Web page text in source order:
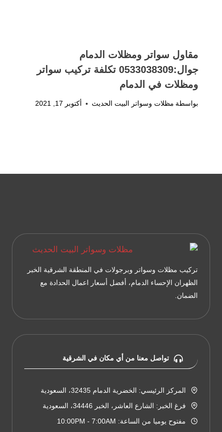
مقاول سواتر ومظلات الدمام
جوال:0533038309 تكلفة تركيب سواتر
ومظلات في الدمام
بواسطة مظلات وسواتر البيت الحديث أكتوبر 17, 2021
تركيب مظلات وسواتر وبرجولات في المنطقة الشرقية الخبر
الظهران الإحساء الدمام، أفضل أسعار اعمال الحدادة مع
الضمان.
تواصل معنا من أي مكان في الشرقية
المركز الرئيسي: الخضرية الدمام 32435، السعودية
فرغ الخبر: الشارع العاشر، الخبر 34446، السعودية
مفتوح يوميا من الساعة: 10:00PM - 7:00AM